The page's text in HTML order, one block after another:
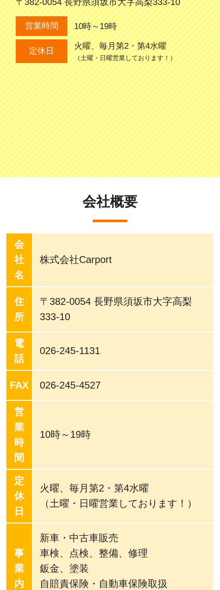
〒382-0054 長野県須坂市大字高梨333-10
営業時間 10時～19時
定休日
火曜、毎月第2・第4水曜
（土曜・日曜営業しております！）
会社概要
会
社
名
株式会社Carport
住
所
〒382-0054 長野県須坂市大字高梨
333-10
電
話
026-245-1131
FAX 026-245-4527
営
業
時
間
10時～19時
定
休
日
火曜、毎月第2・第4水曜
（土曜・日曜営業しております！）
事
業
内
新車・中古車販売
車検、点検、整備、修理
鈑金、塗装
自賠責保険・自動車保険取扱